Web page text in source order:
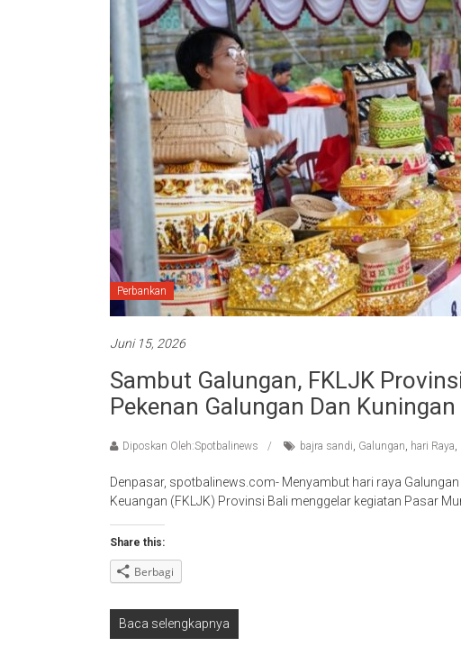
Perbankan
Juni 15, 2026
Sambut Galungan, FKLJK
Pekenan Galungan Dan Kuningan
Diposkan Oleh:Spotbalinews bajra sandi, Galungan, hari Raya,
Denpasar, spotbalinews.com- Menyambut hari raya
Keuangan (FKLJK) Provinsi Bali menggelar kegiatan Pasar
Share this:
Berbagi
Baca selengkapnya